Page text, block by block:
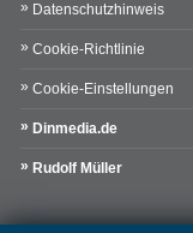
Datenschutzhinweis
Cookie-Richtlinie
Cookie-Einstellungen
Dinmedia.de
Rudolf Müller